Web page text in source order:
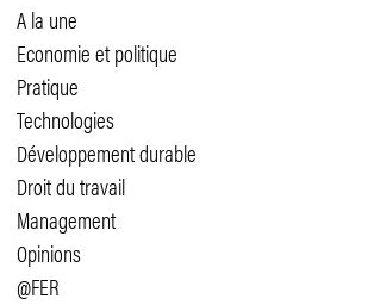
A la une
Economie et politique
Pratique
Technologies
Développement durable
Droit du travail
Management
Opinions
@FER